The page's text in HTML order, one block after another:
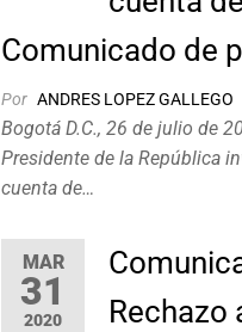
Comunicado de
Por ANDRES LOPEZ GALLEGO
Bogotá D.C., 26 de julio de
Presidente de la República
cuenta de…
MAR
31
2020
Rechazo